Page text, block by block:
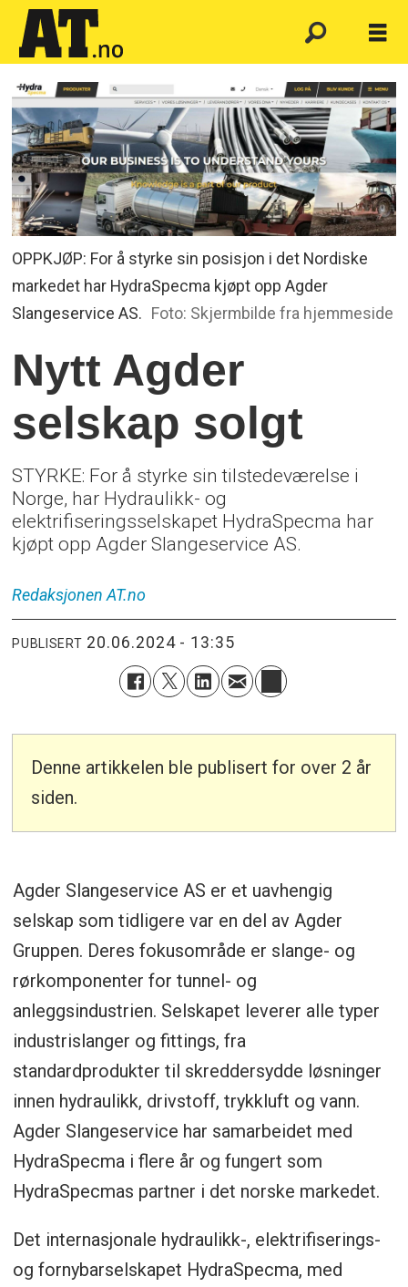
OPPKJØP: For å styrke sin posisjon i det Nordiske
markedet har HydraSpecma kjøpt opp Agder
Slangeservice AS. Foto: Skjermbilde fra hjemmeside
Nytt Agder
selskap solgt
STYRKE: For å styrke sin tilstedeværelse i
Norge, har Hydraulikk- og
elektrifiseringsselskapet HydraSpecma har
kjøpt opp Agder Slangeservice AS.
Redaksjonen AT.no
PUBLISERT 20.06.2024 - 13:35
Denne artikkelen ble publisert for over 2 år
siden.
Agder Slangeservice AS er et uavhengig
selskap som tidligere var en del av Agder
Gruppen. Deres fokusområde er slange- og
rørkomponenter for tunnel- og
anleggsindustrien. Selskapet leverer alle typer
industrislanger og fittings, fra
standardprodukter til skreddersydde løsninger
innen hydraulikk, drivstoff, trykkluft og vann.
Agder Slangeservice har samarbeidet med
HydraSpecma i flere år og fungert som
HydraSpecmas partner i det norske markedet.
Det internasjonale hydraulikk-, elektrifiserings-
og fornybarselskapet HydraSpecma, med